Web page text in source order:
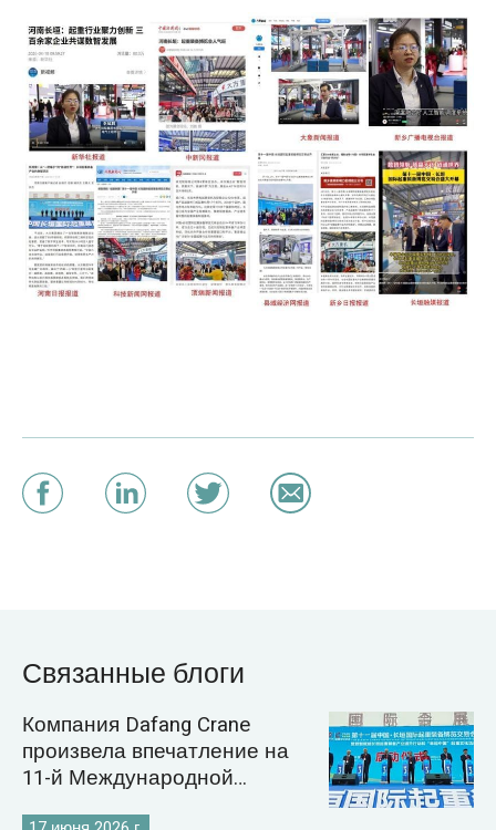
Связанные блоги
Компания Dafang Crane
произвела впечатление на
11-й Международной